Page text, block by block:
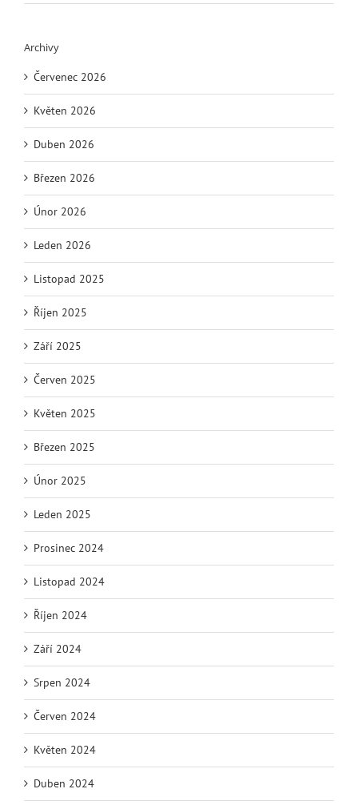
Archivy
Červenec 2026
Květen 2026
Duben 2026
Březen 2026
Únor 2026
Leden 2026
Listopad 2025
Říjen 2025
Září 2025
Červen 2025
Květen 2025
Březen 2025
Únor 2025
Leden 2025
Prosinec 2024
Listopad 2024
Říjen 2024
Září 2024
Srpen 2024
Červen 2024
Květen 2024
Duben 2024